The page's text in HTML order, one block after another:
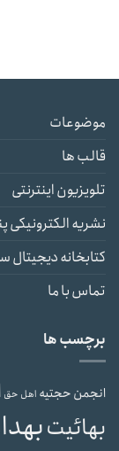
موضوعات
قالب ها
تلویزیون اینترنتی
نشریه الکترونیکی
کتابخانه دیجیتال
تماس با ما
برچسب ها
انجمن حجتیه اهل حق
بهائیت